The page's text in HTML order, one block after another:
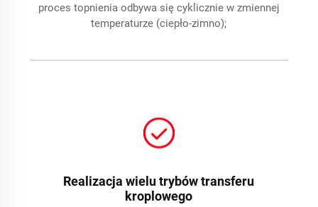
proces topnienia odbywa się cyklicznie w zmiennej
temperaturze (ciepło-zimno);
Realizacja wielu trybów transferu
kroplowego